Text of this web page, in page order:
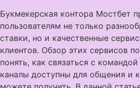
Букмекерская контора Мостбет
пользователям не только
ставки, но и качественные
клиентов. Обзор этих сервисов
понять, как связаться с
каналы доступны для общения и